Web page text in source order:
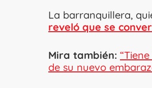
La barranquillera,
reveló que se
Mira también:
de su nuevo